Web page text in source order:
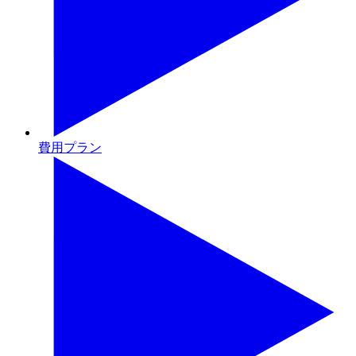
費用プラン